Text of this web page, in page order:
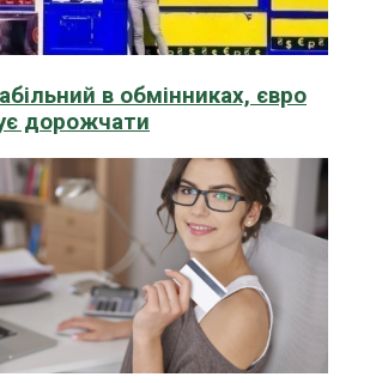
в обмінниках, євро
дорожчати